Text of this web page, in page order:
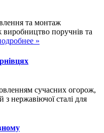
та монтаж
поручнів та
»
сучасних огорож,
з нержавіючої сталі для